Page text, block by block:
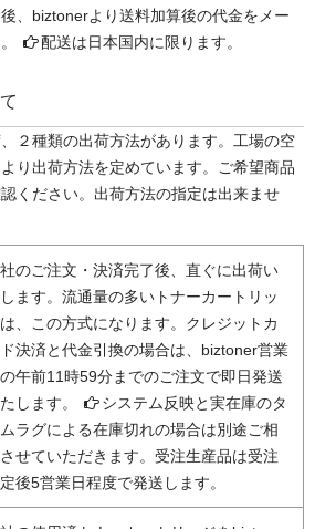
、biztonerより送料加算後の代金をメー
配送は日本国内に限ります。
２種類の出荷方法があります。工場の空
り出荷方法を定めています。ご希望商品
ください。出荷方法の指定は出来ませ
のご注文・決済完了後、直ぐに出荷い
ます。流通量の多いトナーカートリッ
、この方式になります。クレジットカ
決済と代金引換の場合は、biztoner営業
午前11時59分までのご注文で即日発送
します。
システム反映と実在庫のタ
ラグによる在庫切れの場合は別途ご相
せていただきます。受注生産品は受注
後5営業日程度で発送します。